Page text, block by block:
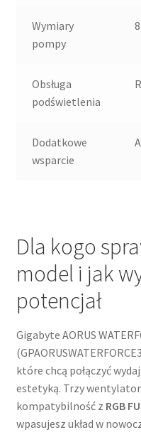
Wymiary
pompy
Obsługa
podświetlenia
Dodatkowe
wsparcie
Dla kogo
model i jak
potencjał
Gigabyte AORUS
które chcą połączyć
estetyką. Trzy
kompatybilność z RGB
wpasujesz układ w